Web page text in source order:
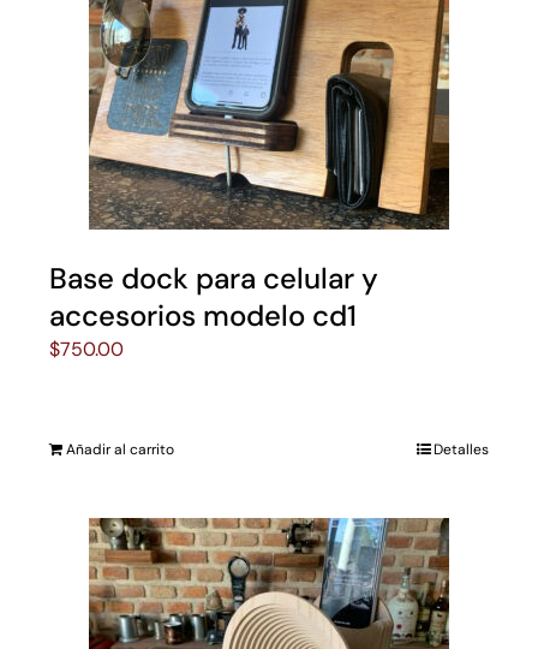
Base dock para celular y
accesorios modelo cd1
$750.00
Añadir al carrito Detalles